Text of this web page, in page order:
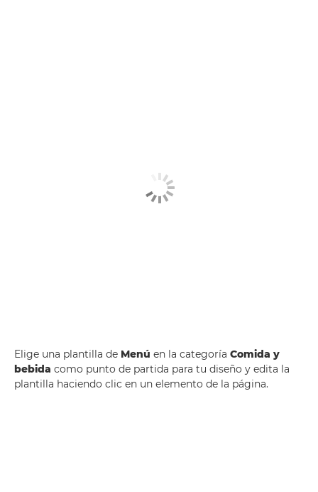
Elige una plantilla de Menú en la categoría Comida y
bebida como punto de partida para tu diseño y edita la
plantilla haciendo clic en un elemento de la página.